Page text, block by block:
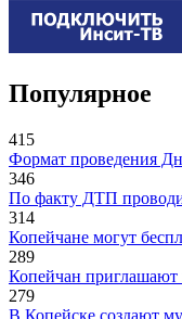
Популярное
415
Формат проведения
346
По факту ДТП
314
Копейчане могут
289
Копейчан
279
В Копейске создают